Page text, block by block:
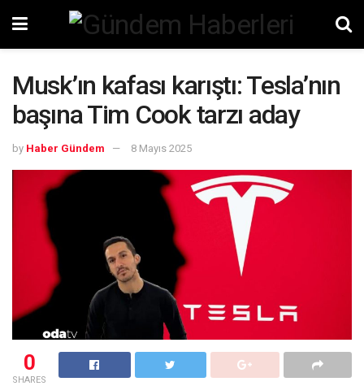
Musk’ın kafası karıştı: Tesla’nın
başına Tim Cook tarzı aday
by Haber Gündem 8 Mayıs 2025
0
SHARES